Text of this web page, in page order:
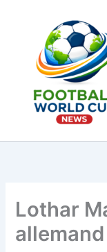
Lothar